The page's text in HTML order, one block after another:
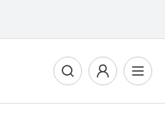
전체메뉴열기